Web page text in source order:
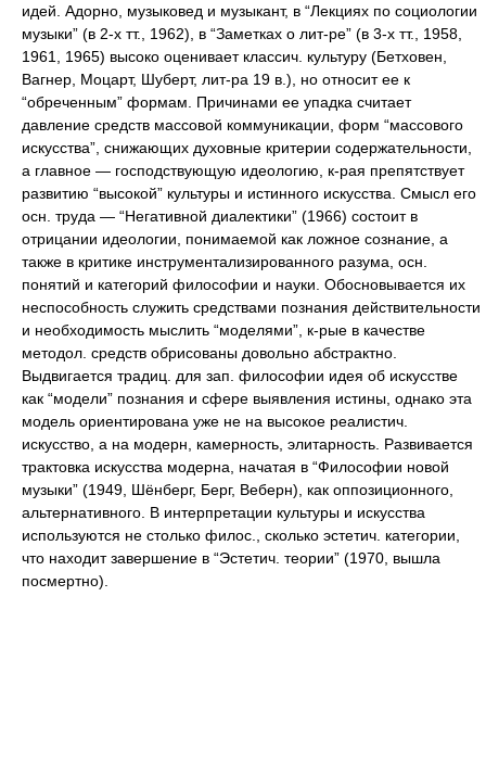
идей. Адорно, музыковед и музыкант, в “Лекциях по социологии
музыки” (в 2-х тт., 1962), в “Заметках о лит-ре” (в 3-х тт., 1958,
1961, 1965) высоко оценивает классич. культуру (Бетховен,
Вагнер, Моцарт, Шуберт, лит-ра 19 в.), но относит ее к
“обреченным” формам. Причинами ее упадка считает
давление средств массовой коммуникации, форм “массового
искусства”, снижающих духовные критерии содержательности,
а главное — господствующую идеологию, к-рая препятствует
развитию “высокой” культуры и истинного искусства. Смысл его
осн. труда — “Негативной диалектики” (1966) состоит в
отрицании идеологии, понимаемой как ложное сознание, а
также в критике инструментализированного разума, осн.
понятий и категорий философии и науки. Обосновывается их
неспособность служить средствами познания действительности
и необходимость мыслить “моделями”, к-рые в качестве
методол. средств обрисованы довольно абстрактно.
Выдвигается традиц. для зап. философии идея об искусстве
как “модели” познания и сфере выявления истины, однако эта
модель ориентирована уже не на высокое реалистич.
искусство, а на модерн, камерность, элитарность. Развивается
трактовка искусства модерна, начатая в “Философии новой
музыки” (1949, Шёнберг, Берг, Веберн), как оппозиционного,
альтернативного. В интерпретации культуры и искусства
используются не столько филос., сколько эстетич. категории,
что находит завершение в “Эстетич. теории” (1970, вышла
посмертно).